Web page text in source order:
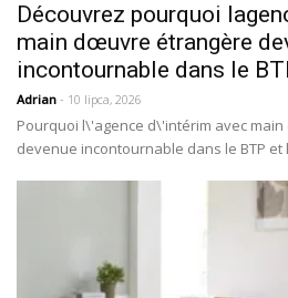
Découvrez pourquoi
main dœuvre étrangère
incontournable dans le
Adrian - 10 lipca, 2026
Pourquoi l\'agence d\'intérim avec
devenue incontournable dans le BTP et